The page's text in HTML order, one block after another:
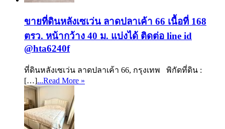
ขายที่ดินหลังเซเว่น ลาดปลาเค้า 66 เนื้อที่ 168
ตรว. หน้ากว้าง 40 ม. แบ่งได้ ติดต่อ line id
@hta6240f
ที่ดินหลังเซเว่น ลาดปลาเค้า 66, กรุงเทพ พิกัดที่ดิน :
[…]...Read More »